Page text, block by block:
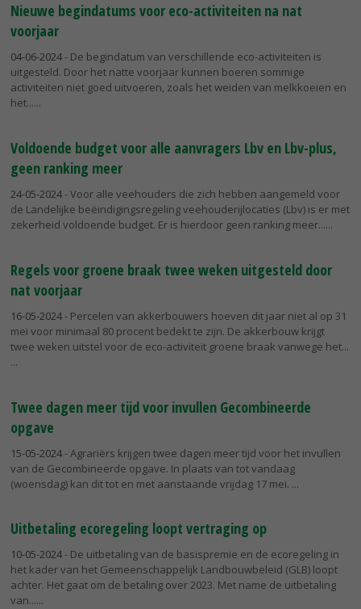
Nieuwe begindatums voor eco-activiteiten na nat
voorjaar
04-06-2024- De begindatum van verschillende eco-activiteiten is
uitgesteld. Door het natte voorjaar kunnen boeren sommige
activiteiten niet goed uitvoeren, zoals het weiden van melkkoeien en
het...
Voldoende budget voor alle aanvragers Lbv en Lbv-plus,
geen ranking meer
24-05-2024- Voor alle veehouders die zich hebben aangemeld voor
de Landelijke beëindigingsregeling veehouderijlocaties (Lbv) is er met
zekerheid voldoende budget. Er is hierdoor geen ranking meer...
Regels voor groene braak twee weken uitgesteld door
nat voorjaar
16-05-2024- Percelen van akkerbouwers hoeven dit jaar niet al op 31
mei voor minimaal 80 procent bedekt te zijn. De akkerbouw krijgt
twee weken uitstel voor de eco-activiteit groene braak vanwege het...
Twee dagen meer tijd voor invullen Gecombineerde
opgave
15-05-2024- Agrariërs krijgen twee dagen meer tijd voor het invullen
van de Gecombineerde opgave. In plaats van tot vandaag
(woensdag) kan dit tot en met aanstaande vrijdag 17 mei.
Uitbetaling ecoregeling loopt vertraging op
10-05-2024- De uitbetaling van de basispremie en de ecoregeling in
het kader van het Gemeenschappelijk Landbouwbeleid (GLB) loopt
achter. Het gaat om de betaling over 2023. Met name de uitbetaling
van...